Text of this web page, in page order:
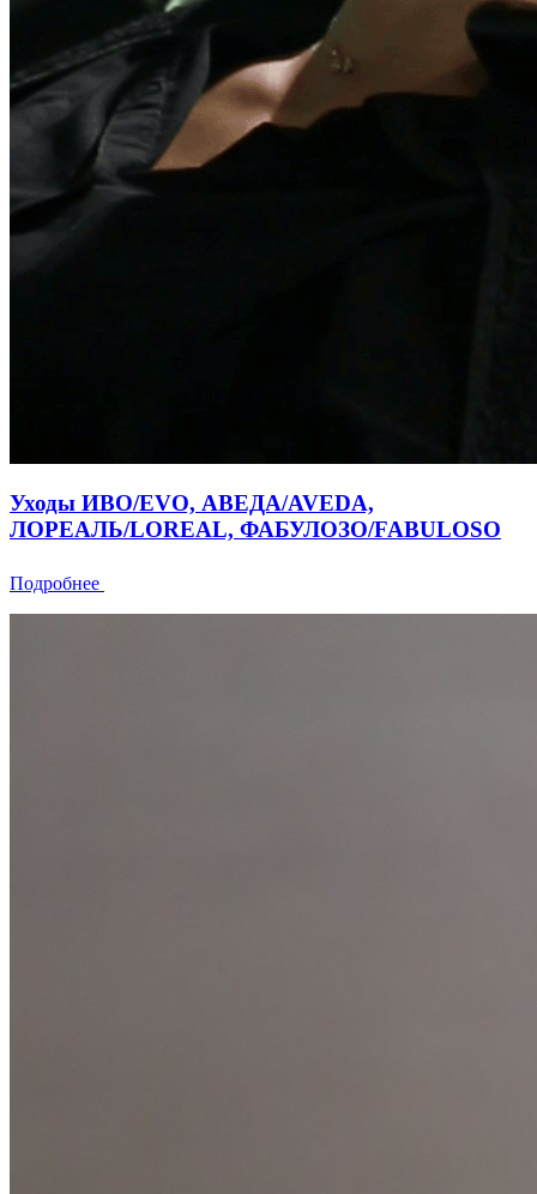
Уходы ИВО/EVO, АВЕДА/AVEDA,
ЛОРЕАЛЬ/LOREAL, ФАБУЛОЗО/FABULOSO
Подробнее